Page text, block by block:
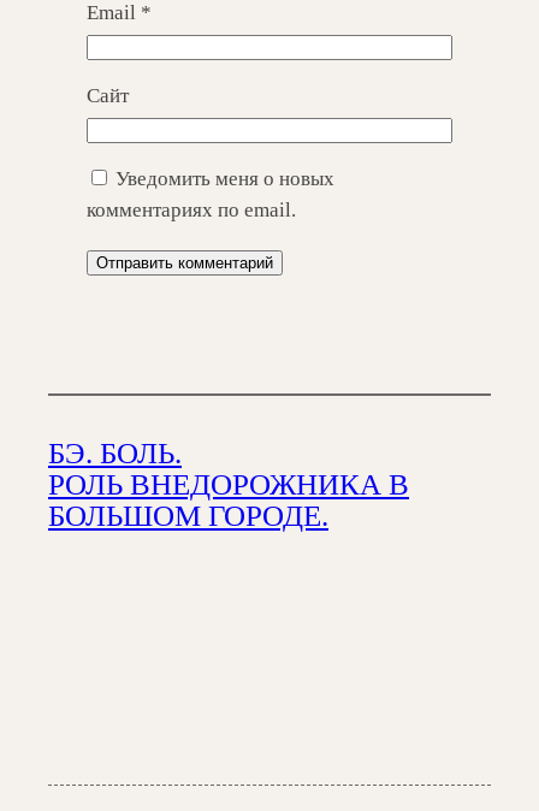
Email *
Сайт
Уведомить меня о новых
комментариях по email.
БЭ. БОЛЬ.
РОЛЬ ВНЕДОРОЖНИКА В
БОЛЬШОМ ГОРОДЕ.